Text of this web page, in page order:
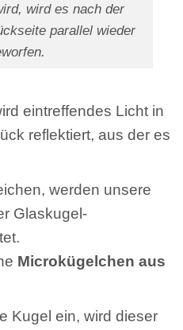
wird es nach der
parallel wieder
eintreffendes Licht in
reflektiert, aus der es
werden unsere
Glaskugel-
Microkügelchen aus
Kugel ein, wird dieser